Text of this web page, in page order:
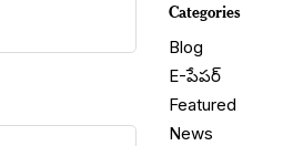
Categories
Blog
E-పేపర్
Featured
News